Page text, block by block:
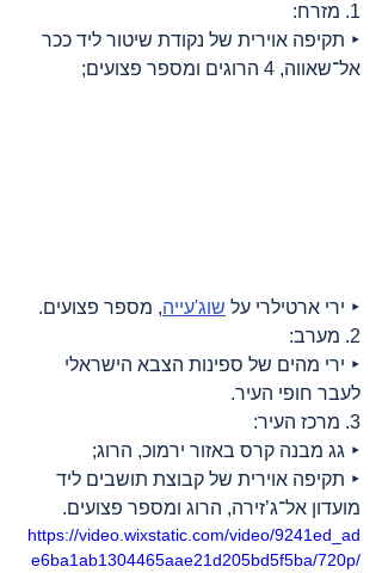
1. מזרח:
‣ תקיפה אוירית של נקודת שיטור ליד ככר
אל־שאווה, 4 הרוגים ומספר פצועים;
‣ ירי ארטילרי על שוג'עייה, מספר פצועים.
2. מערב:
‣ ירי מהים של ספינות הצבא הישראלי
לעבר חופי העיר.
3. מרכז העיר:
‣ גג מבנה קרס באזור ירמוכ, הרוג;
‣ תקיפה אוירית של קבוצת תושבים ליד
מועדון אל־ג’זירה, הרוג ומספר פצועים.
https://video.wixstatic.com/video/9241ed_ad
e6ba1ab1304465aae21d205bd5f5ba/720p/